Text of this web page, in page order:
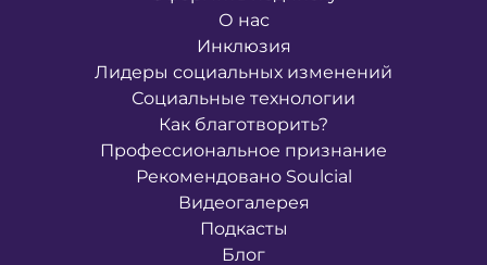
О нас
Инклюзия
Лидеры социальных изменений
Социальные технологии
Как благотворить?
Профессиональное признание
Рекомендовано Soulcial
Видеогалерея
Подкасты
Блог